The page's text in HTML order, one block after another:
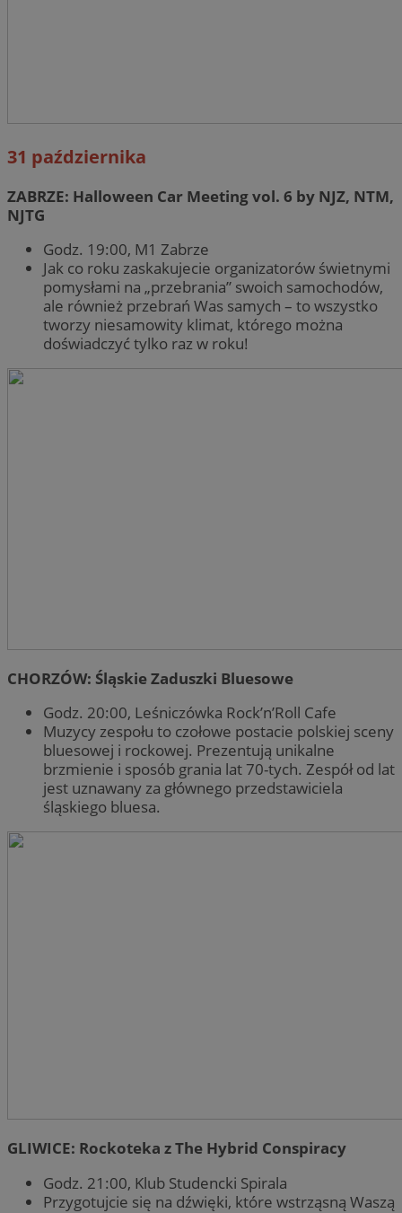
31 października
ZABRZE: Halloween Car Meeting vol. 6 by NJZ, NTM,
NJTG
Godz. 19:00, M1 Zabrze
Jak co roku zaskakujecie organizatorów świetnymi
pomysłami na „przebrania” swoich samochodów,
ale również przebrań Was samych – to wszystko
tworzy niesamowity klimat, którego można
doświadczyć tylko raz w roku!
CHORZÓW: Śląskie Zaduszki Bluesowe
Godz. 20:00, Leśniczówka Rock’n’Roll Cafe
Muzycy zespołu to czołowe postacie polskiej sceny
bluesowej i rockowej. Prezentują unikalne
brzmienie i sposób grania lat 70-tych. Zespół od lat
jest uznawany za głównego przedstawiciela
śląskiego bluesa.
GLIWICE: Rockoteka z The Hybrid Conspiracy
Godz. 21:00, Klub Studencki Spirala
Przygotujcie się na dźwięki, które wstrząsną Waszą